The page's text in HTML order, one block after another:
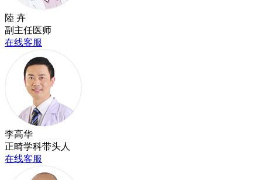
陸 卉
副主任医师
在线客服
李高华
正畸学科带头人
在线客服